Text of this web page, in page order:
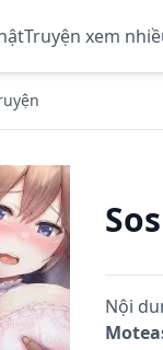
Truyện xem
Nội